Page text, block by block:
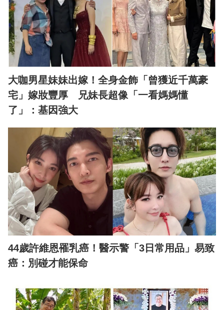
大咖男星妹妹出嫁！全身金飾「曾獲近千萬豪
宅」嫁妝豐厚 兄妹長超像「一看媽媽懂
了」：基因強大
44歲許維恩罹乳癌！醫示警「3日常用品」易致
癌：別碰才能保命